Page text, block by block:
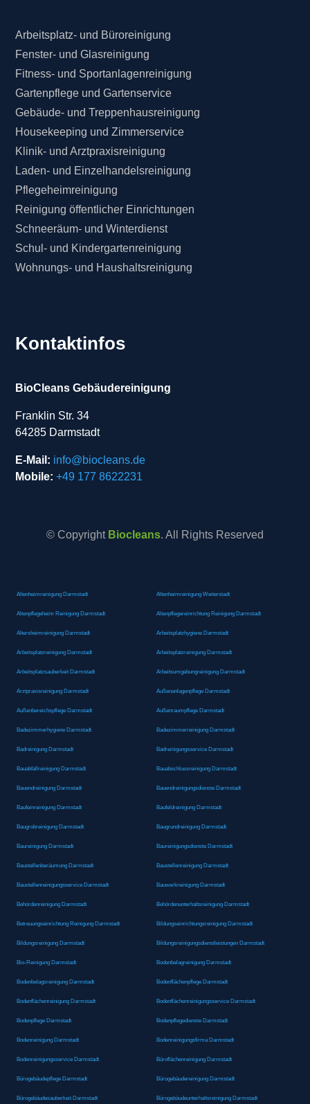
Arbeitsplatz- und Büroreinigung
Fenster- und Glasreinigung
Fitness- und Sportanlagenreinigung
Gartenpflege und Gartenservice
Gebäude- und Treppenhausreinigung
Housekeeping und Zimmerservice
Klinik- und Arztpraxisreinigung
Laden- und Einzelhandelsreinigung
Pflegeheimreinigung
Reinigung öffentlicher Einrichtungen
Schneeräum- und Winterdienst
Schul- und Kindergartenreinigung
Wohnungs- und Haushaltsreinigung
Kontaktinfos
BioCleans Gebäudereinigung
Franklin Str. 34
64285 Darmstadt
E-Mail: info@biocleans.de
Mobile: +49 177 8622231
© Copyright Biocleans. All Rights Reserved
Altenheimreinigung Darmstadt Altenheimreinigung Weiterstadt
Altenpflegeheim Reinigung Darmstadt Altenpflegereinrichtung Reinigung Darmstadt
Altersheimreinigung Darmstadt Arbeitsplatzhygiene Darmstadt
Arbeitsplatzreinigung Darmstadt Arbeitsplatzreinigung Darmstadt
Arbeitsplatzsauberkeit Darmstadt Arbeitsumgebungreinigung Darmstadt
Arztpraxisreinigung Darmstadt Außenanlagenpflege Darmstadt
Außenbereichspflege Darmstadt Außenraumpflege Darmstadt
Badezimmerhygiene Darmstadt Badezimmerreinigung Darmstadt
Badreinigung Darmstadt Badreinigungsservice Darmstadt
Bauabfallreinigung Darmstadt Bauabschlussreinigung Darmstadt
Bauendreinigung Darmstadt Bauendreinigungsdienste Darmstadt
Baufeinreinigung Darmstadt Baufeldreinigung Darmstadt
Baugrobreinigung Darmstadt Baugrundreinigung Darmstadt
Baureinigung Darmstadt Baureinigungsdienste Darmstadt
Baustellenberäumung Darmstadt Baustellenreinigung Darmstadt
Baustellenreinigungsservice Darmstadt Bauwerkreinigung Darmstadt
Behördenreinigung Darmstadt Behördenunterhaltsreinigung Darmstadt
Betreuungseinrichtung Reinigung Darmstadt Bildungseinrichtungsreinigung Darmstadt
Bildungsreinigung Darmstadt Bildungsreinigungsdienstleistungen Darmstadt
Bio-Reinigung Darmstadt Bodenbelagreinigung Darmstadt
Bodenbelagsreinigung Darmstadt Bodenflächenpflege Darmstadt
Bodenflächenreinigung Darmstadt Bodenflächenreinigungsservice Darmstadt
Bodenpflege Darmstadt Bodenpflegedienste Darmstadt
Bodenreinigung Darmstadt Bodenreinigungsfirma Darmstadt
Bodenreinigungsservice Darmstadt Büroflächenreinigung Darmstadt
Bürogebäudepflege Darmstadt Bürogebäudereinigung Darmstadt
Bürogebäudesauberkeit Darmstadt Bürogebäudeunterhaltsreinigung Darmstadt